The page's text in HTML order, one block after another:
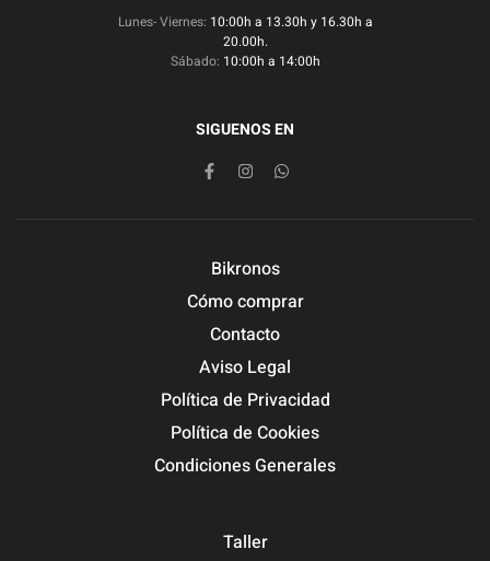
Lunes- Viernes: 10:00h a 13.30h y 16.30h a
20.00h.
Sábado: 10:00h a 14:00h
SIGUENOS EN
Bikronos
Cómo comprar
Contacto
Aviso Legal
Política de Privacidad
Política de Cookies
Condiciones Generales
Taller